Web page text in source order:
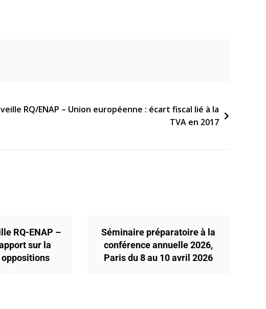
RQ/ENAP – Union européenne : écart fiscal lié à la
TVA en 2017
RQ-ENAP –
sur la
Séminaire préparatoire à la
conférence annuelle 2026,
Paris du 8 au 10 avril 2026